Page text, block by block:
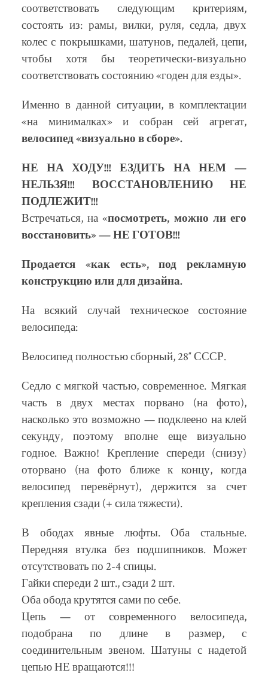
соответствовать следующим критериям,
состоять из: рамы, вилки, руля, седла, двух
колес с покрышками, шатунов, педалей, цепи,
чтобы хотя бы теоретически-визуально
соответствовать состоянию «годен для езды».
Именно в данной ситуации, в комплектации
«на минималках» и собран сей агрегат,
велосипед «визуально в сборе».
НЕ НА ХОДУ!!! ЕЗДИТЬ НА НЕМ —
НЕЛЬЗЯ!!! ВОССТАНОВЛЕНИЮ НЕ
ПОДЛЕЖИТ!!!
Встречаться, на «посмотреть, можно ли его
восстановить» — НЕ ГОТОВ!!!
Продается «как есть», под рекламную
конструкцию или для дизайна.
На всякий случай техническое состояние
велосипеда:
Велосипед полностью сборный, 28″ СССР.
Седло с мягкой частью, современное. Мягкая
часть в двух местах порвано (на фото),
насколько это возможно — подклеено на клей
секунду, поэтому вполне еще визуально
годное. Важно! Крепление спереди (снизу)
оторвано (на фото ближе к концу, когда
велосипед перевёрнут), держится за счет
крепления сзади (+ сила тяжести).
В ободах явные люфты. Оба стальные.
Передняя втулка без подшипников. Может
отсутствовать по 2-4 спицы.
Гайки спереди 2 шт., сзади 2 шт.
Оба обода крутятся сами по себе.
Цепь — от современного велосипеда,
подобрана по длине в размер, с
соединительным звеном. Шатуны с надетой
цепью НЕ вращаются!!!